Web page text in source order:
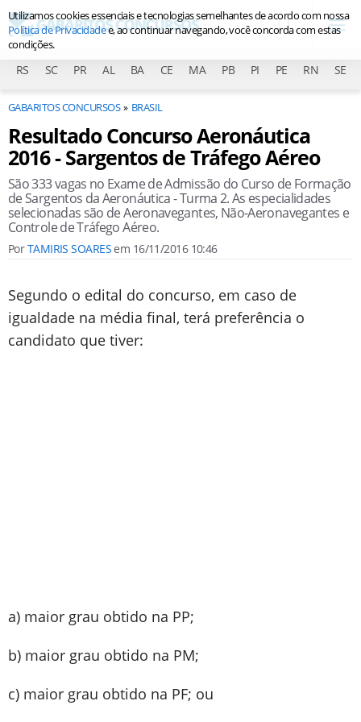
RS SC PR AL BA CE MA PB PI PE RN SE
GABARITOS CONCURSOS BRASIL
Resultado Concurso Aeronáutica
2016 - Sargentos de Tráfego Aéreo
São 333 vagas no Exame de Admissão do Curso de Formação
de Sargentos da Aeronáutica - Turma 2. As especialidades
selecionadas são de Aeronavegantes, Não-Aeronavegantes e
Controle de Tráfego Aéreo.
PorTAMIRIS SOARESem 16/11/2016 10:46
Segundo o edital do concurso, em caso de
igualdade na média final, terá preferência o
candidato que tiver:
a) maior grau obtido na PP;
b) maior grau obtido na PM;
c) maior grau obtido na PF; ou
Utilizamos cookies essenciais e tecnologias semelhantes de acordo com nossa
Política de Privacidadee, ao continuar navegando, você concorda com estas
condições.